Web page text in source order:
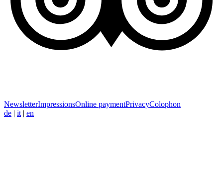
NewsletterImpressionsOnline paymentPrivacyColophon
de | it | en